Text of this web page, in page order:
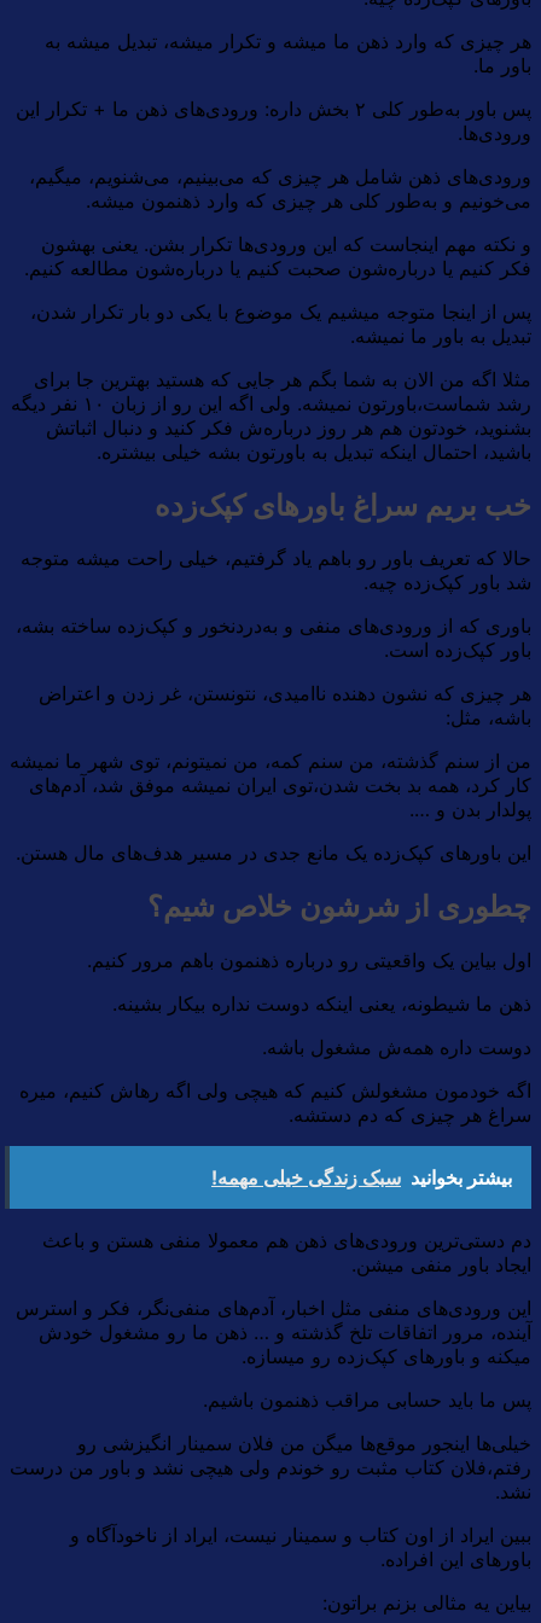
هر چیزی که وارد ذهن ما میشه و تکرار میشه،‌ تبدیل میشه به
باور ما.
پس باور به‌طور کلی ۲ بخش داره: ورودی‌های ذهن ما + تکرار این
ورودی‌ها.
ورودی‌های ذهن شامل هر چیزی که می‌بینیم، می‌شنویم، میگیم،‌
می‌خونیم و به‌طور کلی هر چیزی که وارد ذهنمون میشه.
و نکته مهم اینجاست که این ورودی‌ها تکرار بشن. یعنی بهشون
فکر کنیم یا درباره‌شون صحبت کنیم یا درباره‌شون مطالعه کنیم.
پس از اینجا متوجه میشیم یک موضوع با یکی دو بار تکرار شدن،
تبدیل به باور ما نمیشه.
مثلا اگه من الان به شما بگم هر جایی که هستید بهترین جا برای
رشد شماست،‌باورتون نمیشه. ولی اگه این رو از زبان ۱۰ نفر دیگه
بشنوید، خودتون هم هر روز درباره‌ش فکر کنید و دنبال اثباتش
باشید، احتمال اینکه تبدیل به باورتون بشه خیلی بیشتره.
خب بریم سراغ باورهای کپک‌زده
حالا که تعریف باور رو باهم یاد گرفتیم، خیلی راحت میشه متوجه
شد باور کپک‌زده چیه.
باوری که از ورودی‌های منفی و به‌دردنخور و کپک‌زده ساخته بشه،‌
باور کپک‌زده است.
هر چیزی که نشون دهنده ناامیدی، نتونستن، غر زدن و اعتراض
باشه، مثل:
من از سنم گذشته، من سنم کمه، من نمیتونم، توی شهر ما نمیشه
کار کرد، همه بد بخت شدن،‌توی ایران نمیشه موفق شد، آدم‌های
پولدار بدن و ….
این باورهای کپک‌زده یک مانع جدی در مسیر هدف‌های مال هستن.
چطوری از شرشون خلاص شیم؟
اول بیاین یک واقعیتی رو درباره ذهنمون باهم مرور کنیم.
ذهن ما شیطونه، یعنی اینکه دوست نداره بیکار بشینه.
دوست داره همه‌ش مشغول باشه.
اگه خودمون مشغولش کنیم که هیچی ولی اگه رهاش کنیم، میره
سراغ هر چیزی که دم دستشه.
بیشتر بخوانید سبک زندگی خیلی مهمه!
دم دستی‌ترین ورودی‌های ذهن هم معمولا منفی هستن و باعث
ایجاد باور منفی میشن.
این ورودی‌های منفی مثل اخبار، آدم‌های منفی‌نگر، فکر و استرس
آینده، مرور اتفاقات تلخ گذشته و … ذهن ما رو مشغول خودش
میکنه و باورهای کپک‌زده رو میسازه.
پس ما باید حسابی مراقب ذهنمون باشیم.
خیلی‌ها اینجور موقع‌ها میگن من فلان سمینار انگیزشی رو
رفتم،‌فلان کتاب مثبت رو خوندم ولی هیچی نشد و باور من درست
نشد.
ببین ایراد از اون کتاب و سمینار نیست، ایراد از ناخودآگاه و
باورهای این افراده.
بیاین یه مثالی بزنم براتون: